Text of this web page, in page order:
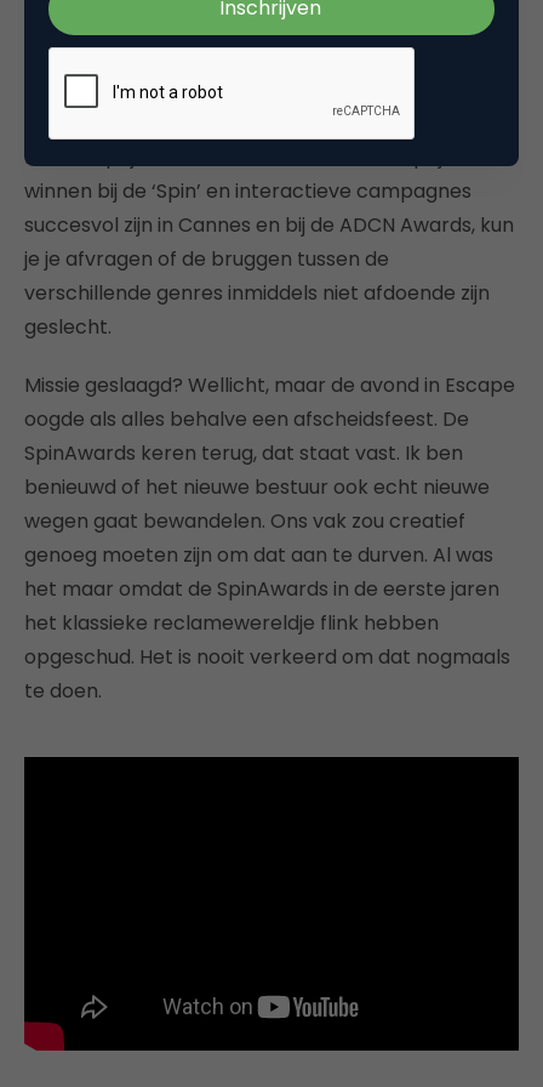
een nieuw bestuur. Wie pakt de handschoen op?
We zullen het snel weten. Wellicht ook een goed
moment om te herbezinnen hoe de SpinAwards
zich blijven onderscheiden van andere
reclameprijzen. Nu ’traditionele’ bureaus prijzen
winnen bij de ‘Spin’ en interactieve campagnes
succesvol zijn in Cannes en bij de ADCN Awards, kun
je je afvragen of de bruggen tussen de
verschillende genres inmiddels niet afdoende zijn
geslecht.
Missie geslaagd? Wellicht, maar de avond in Escape
oogde als alles behalve een afscheidsfeest. De
SpinAwards keren terug, dat staat vast. Ik ben
benieuwd of het nieuwe bestuur ook echt nieuwe
wegen gaat bewandelen. Ons vak zou creatief
genoeg moeten zijn om dat aan te durven. Al was
het maar omdat de SpinAwards in de eerste jaren
het klassieke reclamewereldje flink hebben
opgeschud. Het is nooit verkeerd om dat nogmaals
te doen.